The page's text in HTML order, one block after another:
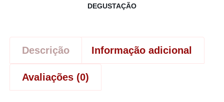
DEGUSTAÇÃO
Descrição Informação adicional
Avaliações (0)